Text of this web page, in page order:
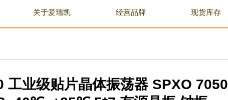
关于爱瑞凯 经营品牌 现货库存
业级贴片晶体振荡器 SPXO 7050